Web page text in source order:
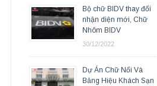
Bộ chữ BIDV thay đổi
nhận diện mới, Chữ
Nhôm BIDV
30/12/2022
Dự Án Chữ Nổi Và
Bảng Hiệu Khách Sạn